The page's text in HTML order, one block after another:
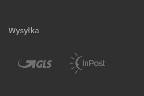
Wysyłka